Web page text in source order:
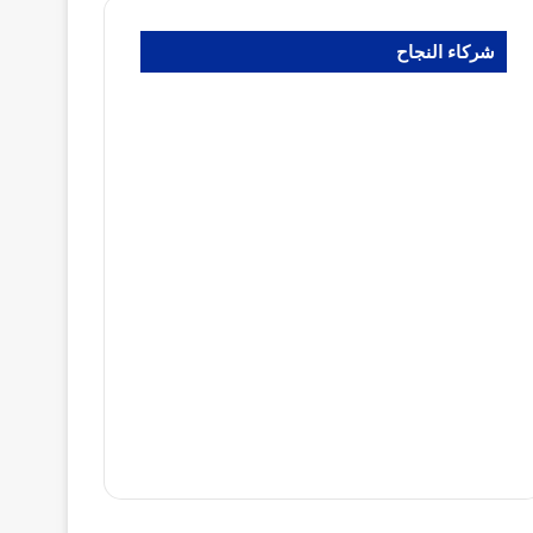
شركاء النجاح